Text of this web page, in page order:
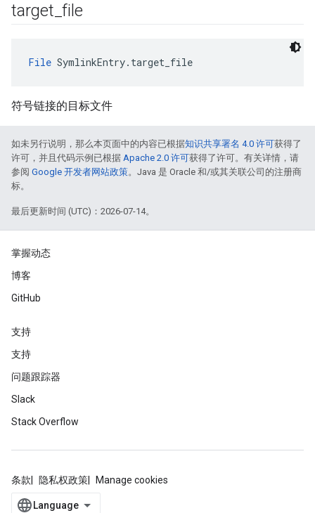
target _file
File SymlinkEntry.target_file
符号链接的目标文件
如未另行说明，那么本页面中的内容已根据知识共享署名 4.0 许可获得了
许可，并且代码示例已根据 Apache 2.0 许可获得了许可。有关详情，请
参阅 Google 开发者网站政策。Java 是 Oracle 和/或其关联公司的注册商
标。
最后更新时间 (UTC)：2026-07-14。
掌握动态
博客
GitHub
支持
支持
问题跟踪器
Slack
Stack Overflow
条款 隐私权政策 Manage cookies